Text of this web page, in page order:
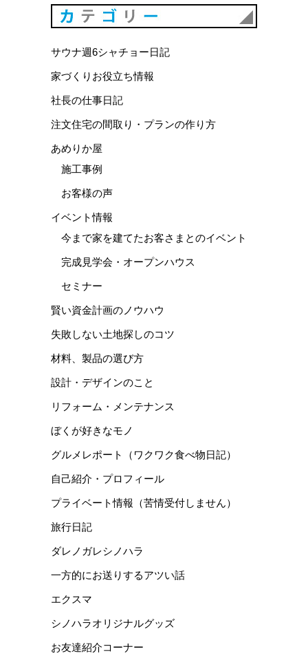
サウナ週6シャチョー日記
家づくりお役立ち情報
社長の仕事日記
注文住宅の間取り・プランの作り方
あめりか屋
施工事例
お客様の声
イベント情報
今まで家を建てたお客さまとのイベント
完成見学会・オープンハウス
セミナー
賢い資金計画のノウハウ
失敗しない土地探しのコツ
材料、製品の選び方
設計・デザインのこと
リフォーム・メンテナンス
ぼくが好きなモノ
グルメレポート（ワクワク食べ物日記）
自己紹介・プロフィール
プライベート情報（苦情受付しません）
旅行日記
ダレノガレシノハラ
一方的にお送りするアツい話
エクスマ
シノハラオリジナルグッズ
お友達紹介コーナー